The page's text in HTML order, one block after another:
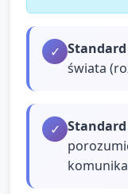
✓ Standard
świata
✓ Standard